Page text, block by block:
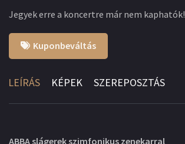
Jegyek erre a koncertre már nem kaphatók!
Kuponbeváltás
LEÍRÁS KÉPEK SZEREPOSZTÁS
ABBA slágerek szimfonikus zenekarral